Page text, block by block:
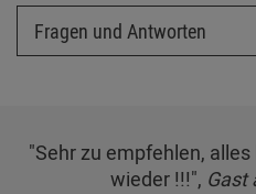
Fragen und Antworten
"Sehr zu empfehlen,
wieder !!!", Gast